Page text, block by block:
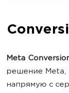
Meta
решение Meta,
напрямую с